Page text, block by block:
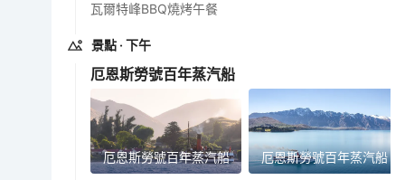
瓦爾特峰BBQ燒烤午餐
景點 · 下午
厄恩斯勞號百年蒸汽船
厄恩斯勞號百年蒸汽船 厄恩斯勞號百年蒸汽船